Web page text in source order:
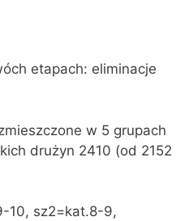
etapach: eliminacje
w 5 grupach
drużyn 2410 (od 2152
10, sz2=kat.8-9,